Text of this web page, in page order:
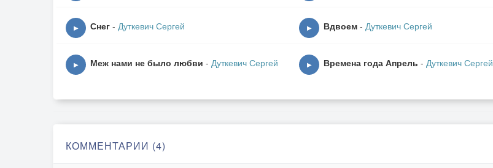
Лучше б ночи не спать, каждый день, каждый час карауля,
А пока – благодать: впереди половина июля,
▶ Снег - Дуткевич Сергей ▶ Вдвоем - Дуткевич Сергей
▶ Меж нами не было любви - Дуткевич Сергей ▶ Времена года Апрель - Дуткевич Сергей
КОММЕНТАРИИ (4)